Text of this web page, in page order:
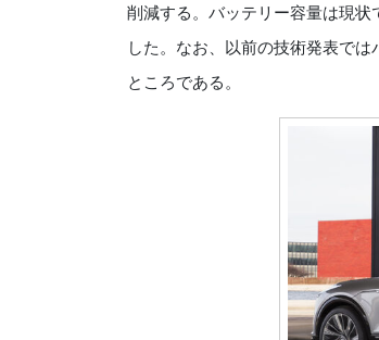
削減する。バッテリー容量は現
した。なお、以前の技術発表で
ところである。